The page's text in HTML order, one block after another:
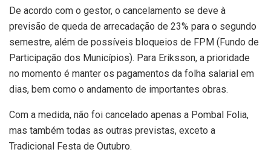
De acordo com o gestor, o cancelamento se deve à
previsão de queda de arrecadação de 23% para o segundo
semestre, além de possíveis bloqueios de FPM (Fundo de
Participação dos Municípios). Para Eriksson, a prioridade
no momento é manter os pagamentos da folha salarial em
dias, bem como o andamento de importantes obras.
Com a medida, não foi cancelado apenas a Pombal Folia,
mas também todas as outras previstas, exceto a
Tradicional Festa de Outubro.